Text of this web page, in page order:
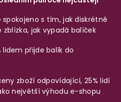
spokojeno s tím, jak diskrétně
zblízka, jak vypadá balíček
lidem přijde balík do
zboží odpovídající, 25% lidí
největší výhodu e-shopu